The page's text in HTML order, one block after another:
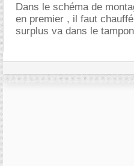
Dans le schéma de
en premier , il faut
surplus va dans le tampon